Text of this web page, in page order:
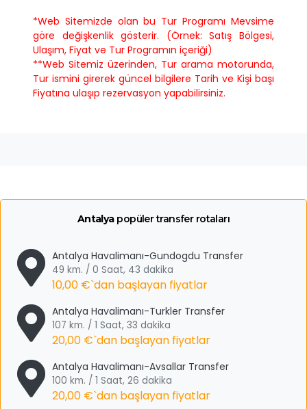
*Web Sitemizde olan bu Tur Programı Mevsime
göre değişkenlik gösterir. (Örnek: Satış Bölgesi,
Ulaşım, Fiyat ve Tur Programın içeriği)
**Web Sitemiz üzerinden, Tur arama motorunda,
Tur ismini girerek güncel bilgilere Tarih ve Kişi başı
Fiyatına ulaşıp rezervasyon yapabilirsiniz.
Antalyapopüler transfer rotaları
Antalya Havalimanı-Gundogdu Transfer
49 km. / 0 Saat, 43 dakika
10,00 €`dan başlayan fiyatlar
Antalya Havalimanı-Turkler Transfer
107 km. / 1 Saat, 33 dakika
20,00 €`dan başlayan fiyatlar
Antalya Havalimanı-Avsallar Transfer
100 km. / 1 Saat, 26 dakika
20,00 €`dan başlayan fiyatlar